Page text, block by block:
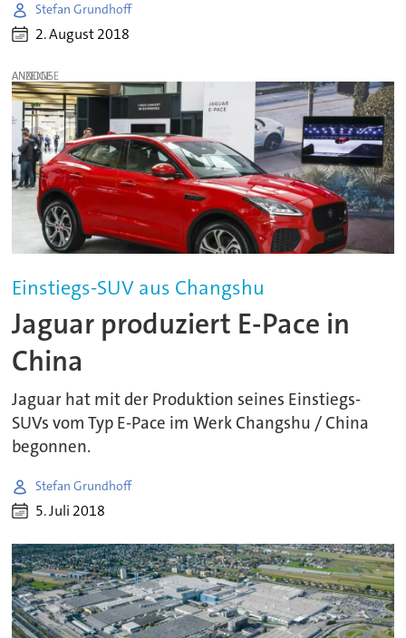
Stefan Grundhoff
2. August 2018
ANZEIGE
Einstiegs-SUV aus Changshu
Jaguar produziert E-Pace in
China
Jaguar hat mit der Produktion seines Einstiegs-
SUVs vom Typ E-Pace im Werk Changshu / China
begonnen.
Stefan Grundhoff
5. Juli 2018